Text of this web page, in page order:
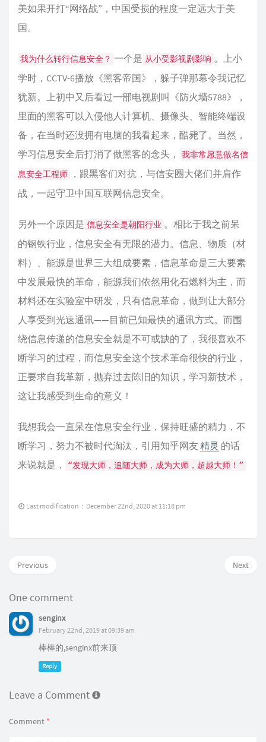
美如果开打“网络战”，中国受损的程度一定远大于美
国。
我为什么转行信息安全？ 一个是 从小受影视剧影响 。上小
学时，CCTV-6播放《黑客帝国》，躲子弹那幕令我记忆
犹新。上初中又后看过一部电视剧叫《防火墙5788》，
里面的黑客可以入侵他人计算机、摄像头、智能终端设
备，在当时还没拥有电脑的我看起来，酷毙了。当然，
学习信息安全后打消了做黑客的念头，
我非常愿意做名信
息安全工程师
，跟黑客们对抗，与信安圈大佬们并肩作
战，一起守卫中国互联网信息安全。
另外一个原因是 信息安全是朝阳行业 。相比于我之前呆
的钢铁行业，信息安全有无限的潜力。信息、物质（材
料）、能源是世界三大组成要素，信息革命是三大要素
中发展最快的革命，能源我们依然用化石燃料为主，而
材料还在实验室中研发，只有信息革命，做到让大部分
人享受到光速通讯——目前已知最快的通讯方式。而围
绕信息传递的信息安全就是不可或缺的了，我很喜欢不
断学习的过程，而信息安全这个技术革命很快的行业，
正要求自我革新，抛弃过去陈旧的知识，学习新技术，
这让我感受到生命的意义！
我想我会一直呆在信息安全行业，保持旺盛的精力，不
断学习，努力不被时代淘汰，引用知乎网友 精灵 的话
来说就是，
“发现大师，追随大师，成为大师，超越大师！”
Last modification：December 22nd, 2020 at 11:18 pm
Next
Previous
One comment
senginx
February 22nd, 2019 at 09:39 am
棒棒的,senginx前来顶
Reply
Leave a Comment
Comment *